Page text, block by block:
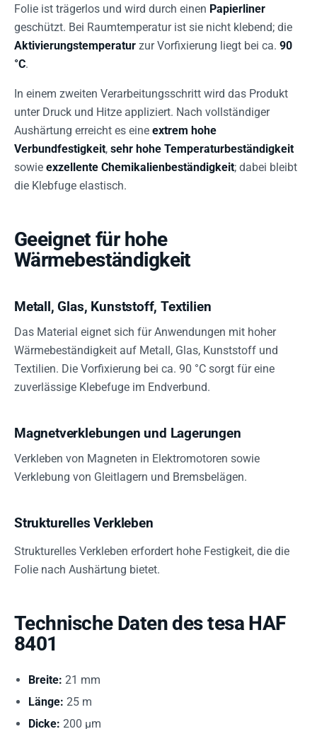
Folie ist trägerlos und wird durch einen Papierliner
geschützt. Bei Raumtemperatur ist sie nicht klebend; die
Aktivierungstemperatur zur Vorfixierung liegt bei ca. 90
°C.
In einem zweiten Verarbeitungsschritt wird das Produkt
unter Druck und Hitze appliziert. Nach vollständiger
Aushärtung erreicht es eine extrem hohe
Verbundfestigkeit, sehr hohe Temperaturbeständigkeit
sowie exzellente Chemikalienbeständigkeit; dabei bleibt
die Klebfuge elastisch.
Geeignet für hohe
Wärmebeständigkeit
Metall, Glas, Kunststoff, Textilien
Das Material eignet sich für Anwendungen mit hoher
Wärmebeständigkeit auf Metall, Glas, Kunststoff und
Textilien. Die Vorfixierung bei ca. 90 °C sorgt für eine
zuverlässige Klebefuge im Endverbund.
Magnetverklebungen und Lagerungen
Verkleben von Magneten in Elektromotoren sowie
Verklebung von Gleitlagern und Bremsbelägen.
Strukturelles Verkleben
Strukturelles Verkleben erfordert hohe Festigkeit, die die
Folie nach Aushärtung bietet.
Technische Daten des tesa HAF
8401
Breite: 21 mm
Länge: 25 m
Dicke: 200 µm